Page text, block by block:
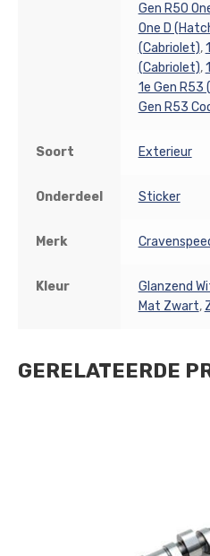
Gen R50
One D
(Cabriolet),
(Cabriolet),
1e Gen R53
Gen R53
Soort Exterieur
Onderdeel Sticker
Merk
Kleur Glanzend
Mat Zwart,
GERELATEERDE